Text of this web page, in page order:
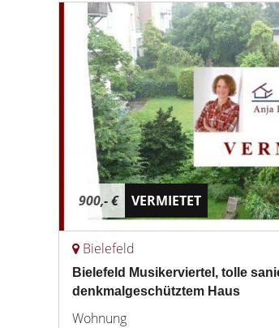
900,- € VERMIETET
Bielefeld
Bielefeld Musikerviertel, tolle
denkmalgeschütztem Haus
Wohnung